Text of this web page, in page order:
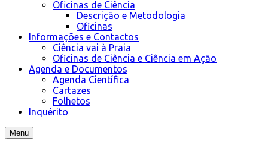
Oficinas de Ciência
Descrição e Metodologia
Oficinas
Informações e Contactos
Ciência vai à Praia
Oficinas de Ciência e Ciência em Ação
Agenda e Documentos
Agenda Científica
Cartazes
Folhetos
Inquérito
Menu